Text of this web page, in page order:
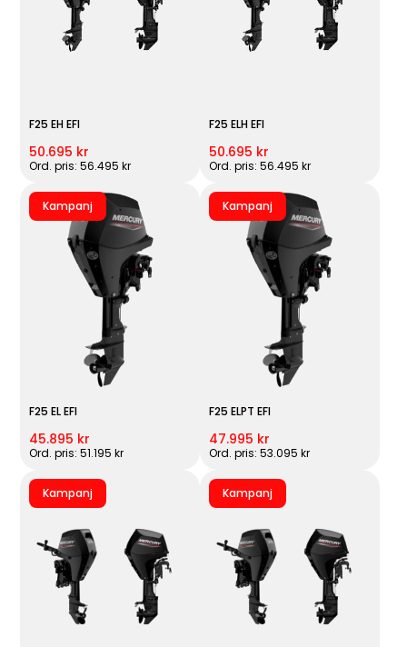
F25 EH EFI
50.695 kr
Ord. pris: 56.495 kr
F25 ELH EFI
50.695 kr
Ord. pris: 56.495 kr
Kampanj
F25 EL EFI
45.895 kr
Ord. pris: 51.195 kr
Kampanj
F25 ELPT EFI
47.995 kr
Ord. pris: 53.095 kr
Kampanj Kampanj